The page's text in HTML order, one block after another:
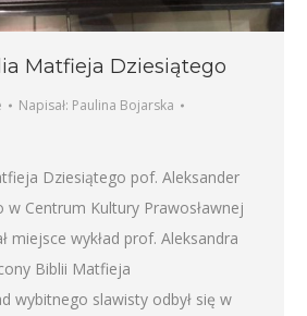
Matfieja Dziesiątego
Napisał: Paulina Bojarska
Dziesiątego pof. Aleksander
Centrum Kultury Prawosławnej
miejsce wykład prof. Aleksandra
Biblii Matfieja
wybitnego slawisty odbył się w